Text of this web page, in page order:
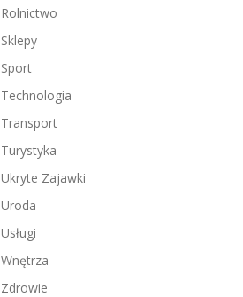
Rolnictwo
Sklepy
Sport
Technologia
Transport
Turystyka
Ukryte Zajawki
Uroda
Usługi
Wnętrza
Zdrowie